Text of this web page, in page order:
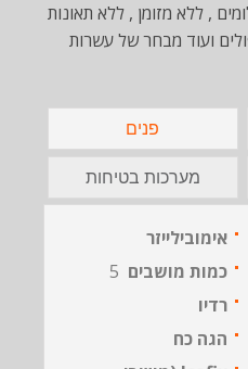
100%,עד 100 תשלומים , ללא מזומן , ללא תאונות
ועוד מבחר של עשרות
פנים
מערכות בטיחות
אימובילייזר
כמות מושבים
רדיו
הגה כח